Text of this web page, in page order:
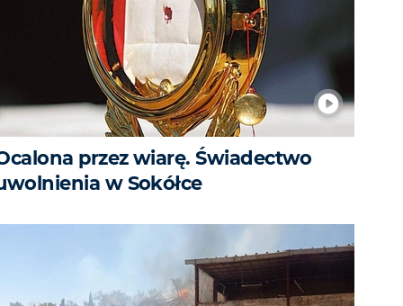
przez wiarę. Świadectwo
w Sokółce